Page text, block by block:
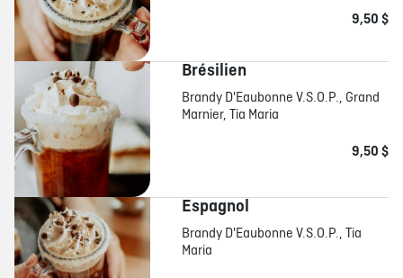
9,50 $
Brésilien
Brandy D'Eaubonne V.S.O.P., Grand
Marnier, Tia Maria
9,50 $
Espagnol
Brandy D'Eaubonne V.S.O.P., Tia
Maria